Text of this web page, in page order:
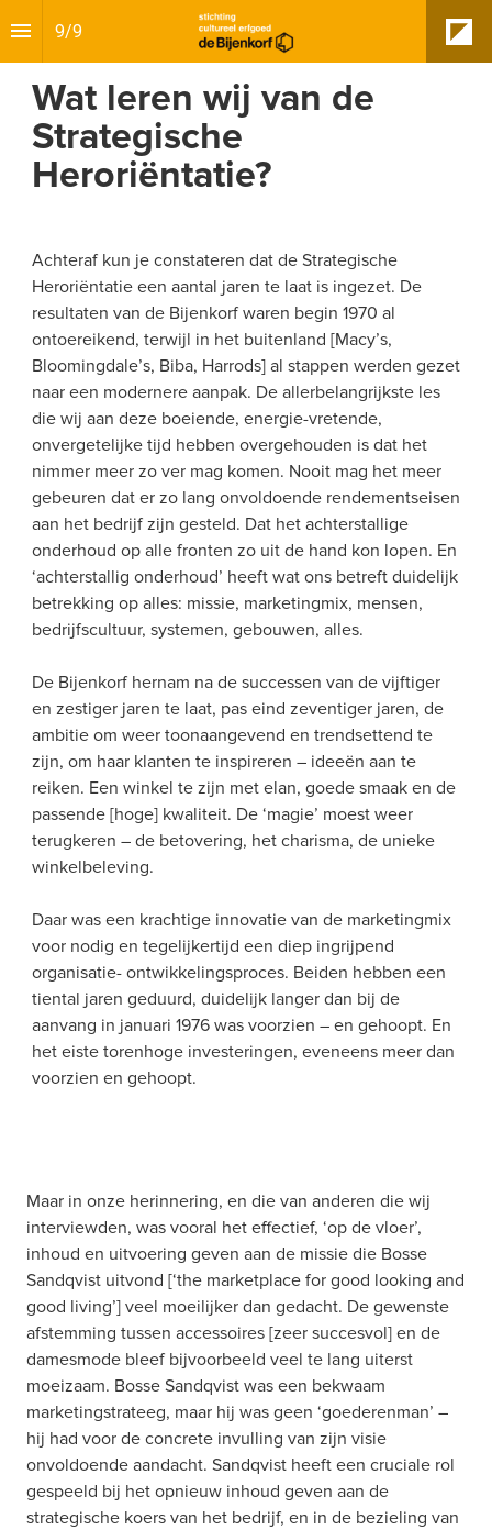
9/9
Wat leren wij van de
Strategische
Heroriëntatie?
Achteraf kun je constateren dat de Strategische
Heroriëntatie een aantal jaren te laat is ingezet. De
resultaten van de Bijenkorf waren begin 1970 al
ontoereikend, terwijl in het buitenland [Macy’s,
Bloomingdale’s, Biba, Harrods] al stappen werden gezet
naar een modernere aanpak. De allerbelangrijkste les
die wij aan deze boeiende, energie-vretende,
onvergetelijke tijd hebben overgehouden is dat het
nimmer meer zo ver mag komen. Nooit mag het meer
gebeuren dat er zo lang onvoldoende rendementseisen
aan het bedrijf zijn gesteld. Dat het achterstallige
onderhoud op alle fronten zo uit de hand kon lopen. En
‘achterstallig onderhoud’ heeft wat ons betreft duidelijk
betrekking op alles: missie, marketingmix, mensen,
bedrijfscultuur, systemen, gebouwen, alles.
De Bijenkorf hernam na de successen van de vijftiger
en zestiger jaren te laat, pas eind zeventiger jaren, de
ambitie om weer toonaangevend en trendsettend te
zijn, om haar klanten te inspireren – ideeën aan te
reiken. Een winkel te zijn met elan, goede smaak en de
passende [hoge] kwaliteit. De ‘magie’ moest weer
terugkeren – de betovering, het charisma, de unieke
winkelbeleving.
Daar was een krachtige innovatie van de marketingmix
voor nodig en tegelijkertijd een diep ingrijpend
organisatie- ontwikkelingsproces. Beiden hebben een
tiental jaren geduurd, duidelijk langer dan bij de
aanvang in januari 1976 was voorzien – en gehoopt. En
het eiste torenhoge investeringen, eveneens meer dan
voorzien en gehoopt.
Maar in onze herinnering, en die van anderen die wij
interviewden, was vooral het effectief, ‘op de vloer’,
inhoud en uitvoering geven aan de missie die Bosse
Sandqvist uitvond [‘the marketplace for good looking and
good living’] veel moeilijker dan gedacht. De gewenste
afstemming tussen accessoires [zeer succesvol] en de
damesmode bleef bijvoorbeeld veel te lang uiterst
moeizaam. Bosse Sandqvist was een bekwaam
marketingstrateeg, maar hij was geen ‘goederenman’ –
hij had voor de concrete invulling van zijn visie
onvoldoende aandacht. Sandqvist heeft een cruciale rol
gespeeld bij het opnieuw inhoud geven aan de
strategische koers van het bedrijf, en in de bezieling van